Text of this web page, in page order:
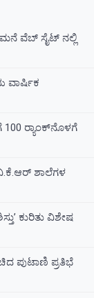
ವೆಬ್ ಸೈಟ್ ನಲ್ಲಿ
ವಾರ್ಷಿಕ
ರ‍್ಯಾಂಕ್‌ನೊಳಗೆ
ಶಾಲೆಗಳ
ಕುರಿತು ವಿಶೇಷ
ಪುಟಾಣಿ ಪ್ರತಿಭೆ